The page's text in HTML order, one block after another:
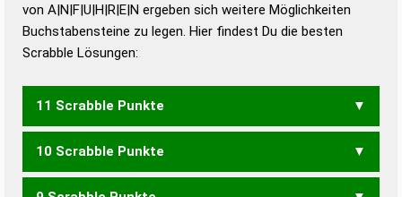
Duden – Die deutsche Grammatik
Duden – Deutsches
von A|N|F|U|H|R|E|N ergeben sich weitere Möglichkeiten
Buchstabensteine zu legen. Hier findest Du die besten
Scrabble Lösungen:
11 Scrabble Punkte
HAFNERN HUFNERN
10 Scrabble Punkte